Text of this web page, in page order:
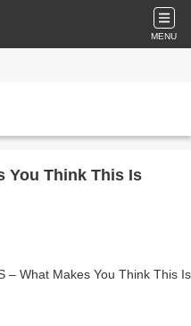
MENU
You Think This Is